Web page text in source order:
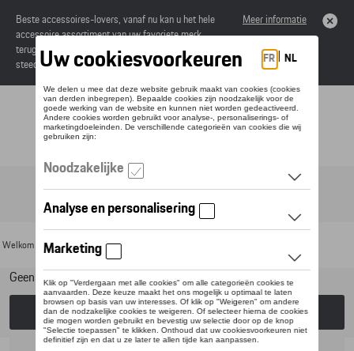
Beste accessoires-lovers, vanaf nu kan u het hele
accessoire assortiment van uw favoriete merk
terugvinden in de online catalogus. Deze kunnen
steeds besteld worden via uw dealer.
Meer informatie
Toggle navigation
Welkom >Voor uw Porsche >
Geen model geselecteerd (Alles weergeven)
Kies een model